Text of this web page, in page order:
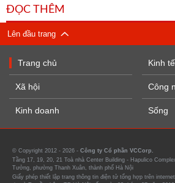
ĐỌC THÊM
Lên đầu trang
Trang chủ
Xã hội
Kinh doanh
Kinh
Công
Sống
© Copyright 2012 - 2026 - Công ty Cổ phần VCCorp.
Tầng 17, 19, 20, 21 Toà nhà Center Building - Hapulico
Tưởng, phường Thanh Xuân, thành phố Hà Nội
Giấy phép thiết lập trang thông tin điện tử tổng hợp trên